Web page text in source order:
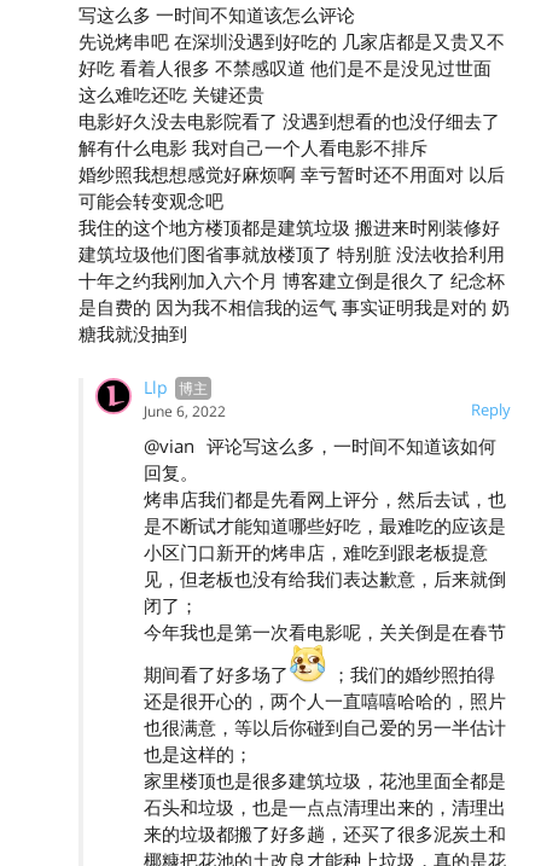
写这么多 一时间不知道该怎么评论
先说烤串吧 在深圳没遇到好吃的 几家店都是又贵又不
好吃 看着人很多 不禁感叹道 他们是不是没见过世面
这么难吃还吃 关键还贵
电影好久没去电影院看了 没遇到想看的也没仔细去了
解有什么电影 我对自己一个人看电影不排斥
婚纱照我想想感觉好麻烦啊 幸亏暂时还不用面对 以后
可能会转变观念吧
我住的这个地方楼顶都是建筑垃圾 搬进来时刚装修好
建筑垃圾他们图省事就放楼顶了 特别脏 没法收拾利用
十年之约我刚加入六个月 博客建立倒是很久了 纪念杯
是自费的 因为我不相信我的运气 事实证明我是对的 奶
糖我就没抽到
Llp
Reply
June 6, 2022
@vian 评论写这么多，一时间不知道该如何
回复。
烤串店我们都是先看网上评分，然后去试，也
是不断试才能知道哪些好吃，最难吃的应该是
小区门口新开的烤串店，难吃到跟老板提意
见，但老板也没有给我们表达歉意，后来就倒
闭了；
今年我也是第一次看电影呢，关关倒是在春节
期间看了好多场了
； 我们的婚纱照拍得
还是很开心的，两个人一直嘻嘻哈哈的，照片
也很满意，等以后你碰到自己爱的另一半估计
也是这样的；
家里楼顶也是很多建筑垃圾，花池里面全都是
石头和垃圾，也是一点点清理出来的，清理出
来的垃圾都搬了好多趟，还买了很多泥炭土和
椰糠把花池的土改良才能种上垃圾，真的是花